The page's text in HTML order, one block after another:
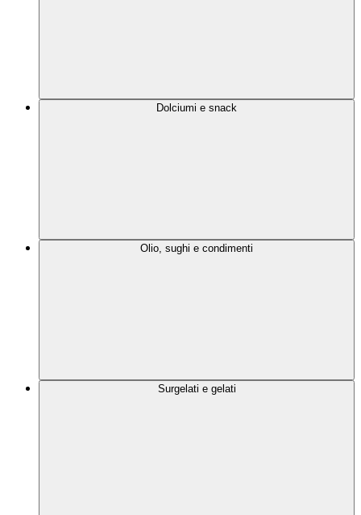
Dolciumi e snack
Olio, sughi e condimenti
Surgelati e gelati